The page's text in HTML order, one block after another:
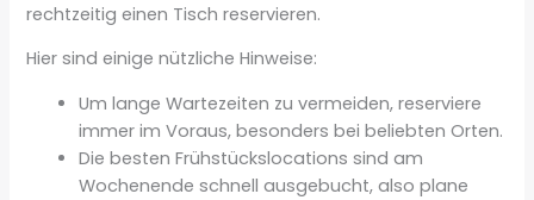
rechtzeitig einen Tisch reservieren.
Hier sind einige nützliche Hinweise:
Um lange Wartezeiten zu vermeiden, reserviere
immer im Voraus, besonders bei beliebten Orten.
Die besten Frühstückslocations sind am
Wochenende schnell ausgebucht, also plane